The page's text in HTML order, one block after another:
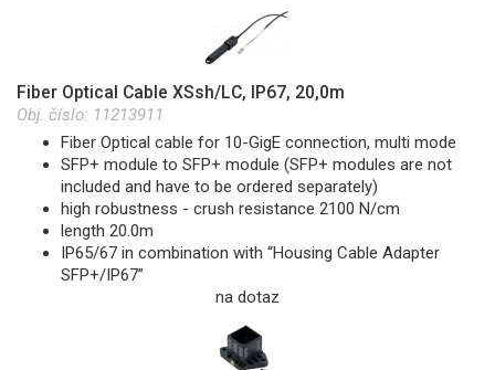
Fiber Optical Cable XSsh/LC, IP67, 20,0m
Obj. číslo: 11213911
Fiber Optical cable for 10-GigE connection, multi mode
SFP+ module to SFP+ module (SFP+ modules are not
included and have to be ordered separately)
high robustness - crush resistance 2100 N/cm
length 20.0m
IP65/67 in combination with “Housing Cable Adapter
SFP+/IP67”
na dotaz